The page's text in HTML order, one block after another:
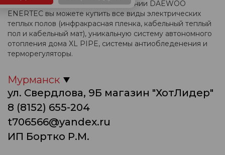
дома? В представительстве компании DAEWOO
ENERTEC вы можете купить все виды электрических
теплых полов (инфракрасная пленка, кабельный теплый
пол и кабельный мат), уникальную систему автономного
отопления дома XL PIPE, системы антиобледенения и
терморегуляторы.
Мурманск
ул. Свердлова, 9Б магазин "ХотЛидер"
8 (8152) 655-204
t706566@yandex.ru
ИП Бортко Р.М.